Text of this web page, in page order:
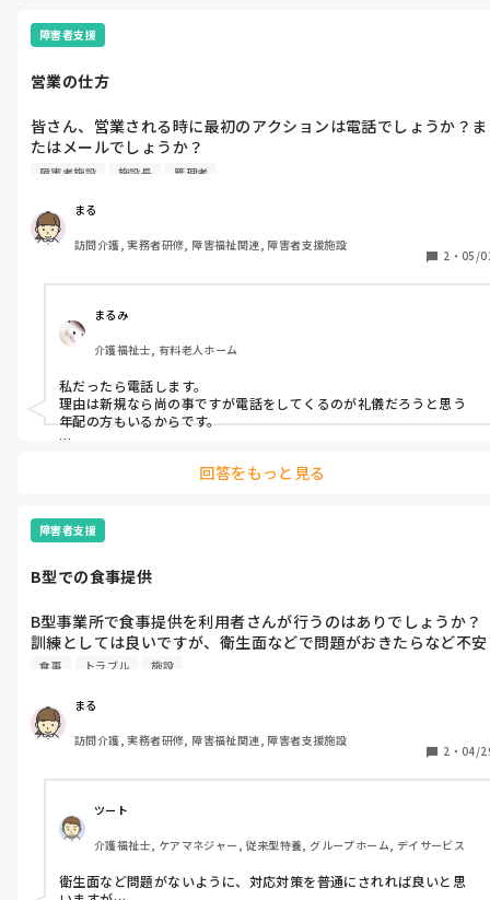
海外は、楽しかったのですけど、もう今は…
でもいつか、オーロラを見たい、その付近でアルコールを嗜みたい…
くれたら、ですけどね…
障害者支援
営業の仕方
皆さん、営業される時に最初のアクションは電話でしょうか？ま
たはメールでしょうか？
私は先方の都合の良い時に返信いただけるように、メールにして
障害者施設 施設長 管理者
まる
訪問介護, 実務者研修, 障害福祉関連, 障害者支援施設
2 ・ 05/
まるみ
介護福祉士, 有料老人ホーム
私だったら電話します。
理由は新規なら尚の事ですが電話をしてくるのが礼儀だろうと思う
年配の方もいるからです。
としても私的には名刺交換等をした時に得たアドレス等が初めての
電話して、アポを取り、お会いして営業する。かな。
回答をもっと見る
障害者支援
B型での食事提供
B型事業所で食事提供を利用者さんが行うのはありでしょうか？
訓練としては良いですが、衛生面などで問題がおきたらなど不安
もあります。どう思われますか？
食事 トラブル 施設
まる
訪問介護, 実務者研修, 障害福祉関連, 障害者支援施設
2 ・ 04/
ツート
介護福祉士, ケアマネジャー, 従来型特養, グループホーム, デイサービス
衛生面など問題がないように、対応対策を普通にされれば良いと思